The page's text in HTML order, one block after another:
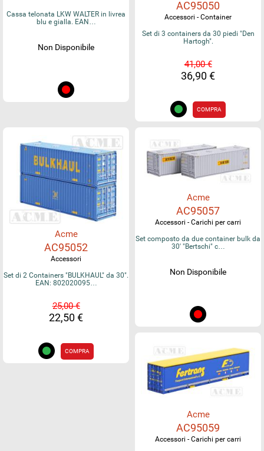
Cassa telonata LKW WALTER in livrea
blu e gialla. EAN…
Non Disponibile
AC95050
Accessori - Container
Set di 3 containers da 30 piedi "Den
Hartogh".
41,00 €
36,90 €
COMPRA
Acme
AC95052
Accessori
Set di 2 Containers "BULKHAUL" da 30".
EAN: 802020095…
25,00 €
22,50 €
COMPRA
Acme
AC95057
Accessori - Carichi per carri
Set composto da due container bulk da
30' "Bertschi" c…
Non Disponibile
Acme
AC95059
Accessori - Carichi per carri